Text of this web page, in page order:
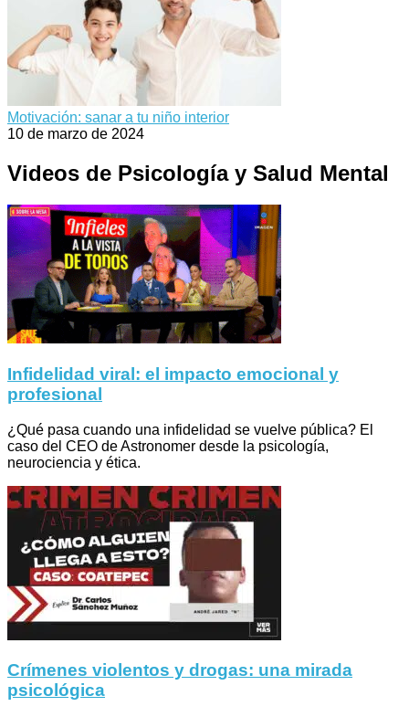
Motivación: sanar a tu niño interior
10 de marzo de 2024
Videos de Psicología y Salud Mental
Infidelidad viral: el impacto emocional y
profesional
¿Qué pasa cuando una infidelidad se vuelve pública? El
caso del CEO de Astronomer desde la psicología,
neurociencia y ética.
Crímenes violentos y drogas: una mirada
psicológica